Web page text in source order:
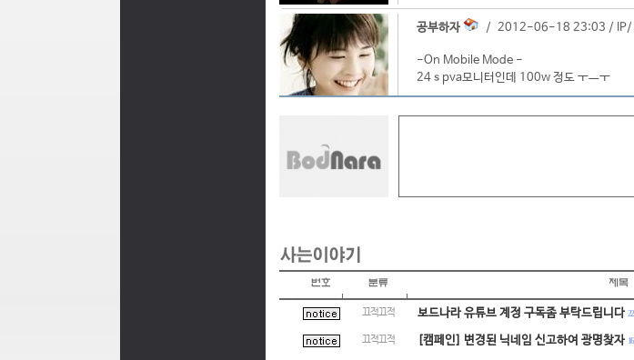
공부하자 / 2012-06-18 23:03 / IP/
-On Mobile Mode -
24 s pva모니터인데 100w 정도 ㅜㅡㅜ
끄적끄적 보드나라 유튜브 계정 구독좀 부탁드립니다 22
끄적끄적 [캠페인] 변경된 닉네임 신고하여 광명찾자 16